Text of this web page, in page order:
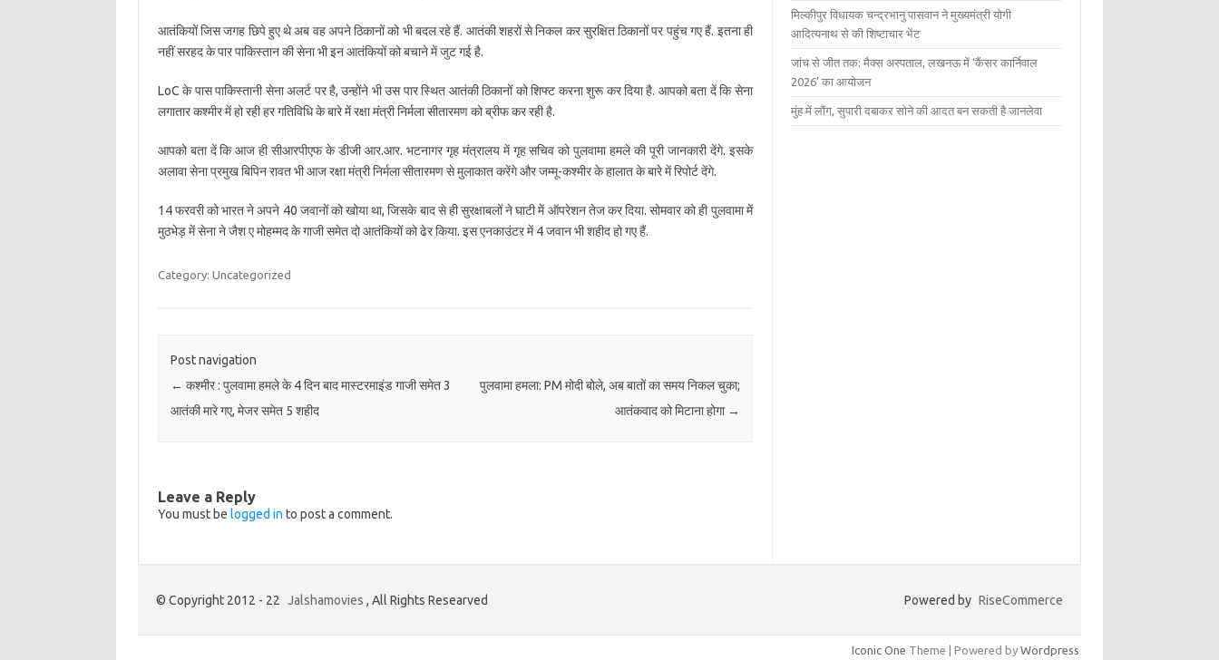
आतंकियों जिस जगह छिपे हुए थे अब वह अपने ठिकानों को भी बदल रहे हैं. आतंकी शहरों से निकल कर सुरक्षित ठिकानों पर पहुंच गए हैं. इतना ही
नहीं सरहद के पार पाकिस्तान की सेना भी इन आतंकियों को बचाने में जुट गई है.
LoC के पास पाकिस्तानी सेना अलर्ट पर है, उन्होंने भी उस पार स्थित आतंकी ठिकानों को शिफ्ट करना शुरू कर दिया है. आपको बता दें कि सेना
लगातार कश्मीर में हो रही हर गतिविधि के बारे में रक्षा मंत्री निर्मला सीतारमण को ब्रीफ कर रही है.
आपको बता दें कि आज ही सीआरपीएफ के डीजी आर.आर. भटनागर गृह मंत्रालय में गृह सचिव को पुलवामा हमले की पूरी जानकारी देंगे. इसके
अलावा सेना प्रमुख बिपिन रावत भी आज रक्षा मंत्री निर्मला सीतारमण से मुलाकात करेंगे और जम्मू-कश्मीर के हालात के बारे में रिपोर्ट देंगे.
14 फरवरी को भारत ने अपने 40 जवानों को खोया था, जिसके बाद से ही सुरक्षाबलों ने घाटी में ऑपरेशन तेज कर दिया. सोमवार को ही पुलवामा में
मुठभेड़ में सेना ने जैश ए मोहम्मद के गाजी समेत दो आतंकियों को ढेर किया. इस एनकाउंटर में 4 जवान भी शहीद हो गए हैं.
Category: Uncategorized
Post navigation
← कश्मीर : पुलवामा हमले के 4 दिन बाद मास्टरमाइंड गाजी समेत 3
आतंकी मारे गए, मेजर समेत 5 शहीद
पुलवामा हमला: PM मोदी बोले, अब बातों का समय निकल चुका;
आतंकवाद को मिटाना होगा →
Leave a Reply
You must be logged in to post a comment.
मिल्कीपुर विधायक चन्द्रभानु पासवान ने मुख्यमंत्री योगी
आदित्यनाथ से की शिष्टाचार भेंट
जांच से जीत तक: मैक्स अस्पताल, लखनऊ में ‘कैंसर कार्निवाल
2026’ का आयोजन
मुंह में लौंग, सुपारी दबाकर सोने की आदत बन सकती है जानलेवा
© Copyright 2012 - 22 Jalshamovies , All Rights Researved Powered by RiseCommerce
Iconic One Theme | Powered by Wordpress